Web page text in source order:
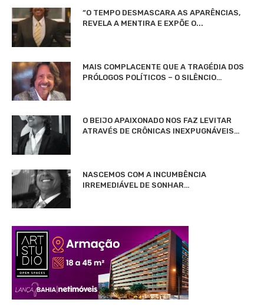
“O TEMPO DESMASCARA AS APARÊNCIAS,
REVELA A MENTIRA E EXPÕE O...
MAIS COMPLACENTE QUE A TRAGÉDIA DOS
PRÓLOGOS POLÍTICOS – O SILÊNCIO…
O BEIJO APAIXONADO NOS FAZ LEVITAR
ATRAVÉS DE CRÔNICAS INEXPUGNÁVEIS…
NASCEMOS COM A INCUMBÊNCIA
IRREMEDIÁVEL DE SONHAR…